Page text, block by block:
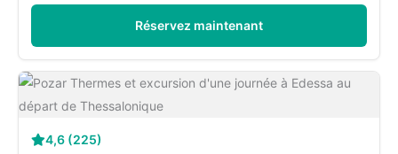
Réservez maintenant
4,6 (225)